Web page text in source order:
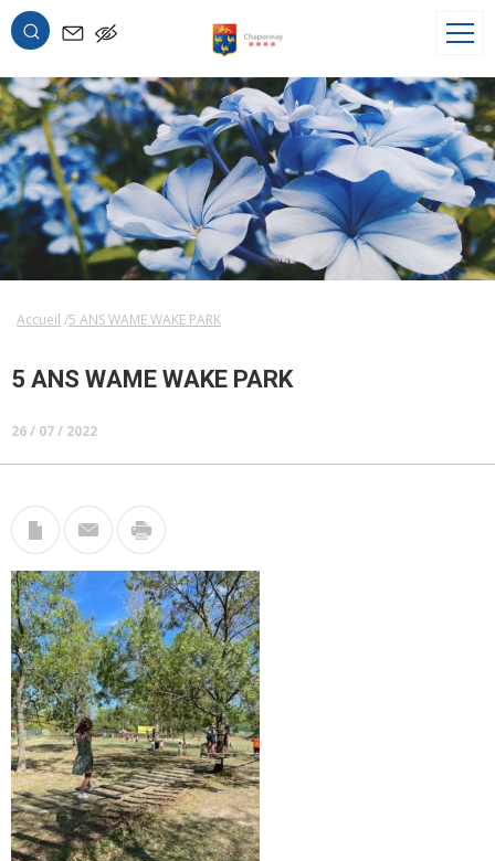
OK
Accueil 5 ANS WAME WAKE PARK
5 ANS WAME WAKE PARK
26 / 07 / 2022